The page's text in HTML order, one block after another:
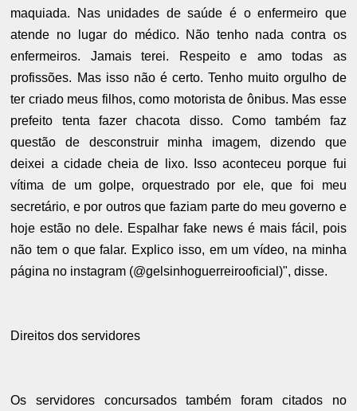
maquiada. Nas unidades de saúde é o enfermeiro que
atende no lugar do médico. Não tenho nada contra os
enfermeiros. Jamais terei. Respeito e amo todas as
profissões. Mas isso não é certo. Tenho muito orgulho de
ter criado meus filhos, como motorista de ônibus. Mas esse
prefeito tenta fazer chacota disso. Como também faz
questão de desconstruir minha imagem, dizendo que
deixei a cidade cheia de lixo. Isso aconteceu porque fui
vítima de um golpe, orquestrado por ele, que foi meu
secretário, e por outros que faziam parte do meu governo e
hoje estão no dele. Espalhar fake news é mais fácil, pois
não tem o que falar. Explico isso, em um vídeo, na minha
página no instagram (@gelsinhoguerreirooficial)", disse.
Direitos dos servidores
Os servidores concursados também foram citados no